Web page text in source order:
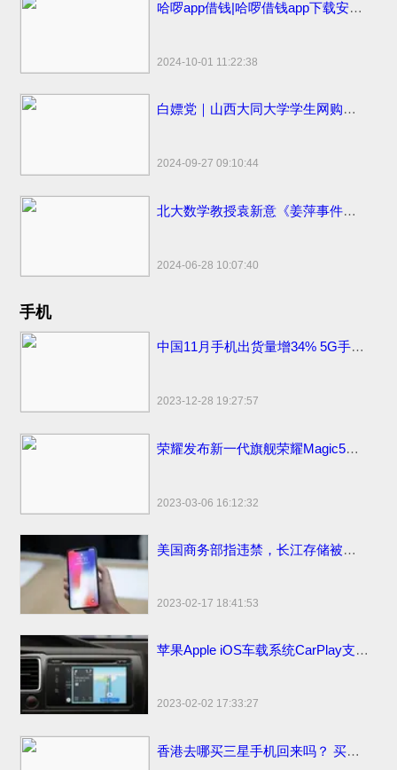
哈啰app借钱|哈啰借钱app下载安装免费小小上当和电话骚扰
2024-10-01 11:22:38
白嫖党｜山西大同大学学生网购申请“仅退款”被拒骂客服一小时
2024-09-27 09:10:44
北大数学教授袁新意《姜萍事件的疑点分析》点评姜萍板书 阿里巴巴竞赛受质疑
2024-06-28 10:07:40
手机
中国11月手机出货量增34% 5G手机出货量2709.2万部
2023-12-28 19:27:57
荣耀发布新一代旗舰荣耀Magic5系列，新款上市价格分期0首付3999元起
2023-03-06 16:12:32
美国商务部指违禁，长江存储被美国拜登制裁名单面临停工裁员
2023-02-17 18:41:53
苹果Apple iOS车载系统CarPlay支持哪些更多汽车品牌
2023-02-02 17:33:27
香港去哪买三星手机回来吗？ 买香港便宜售价手机市场地点和网站